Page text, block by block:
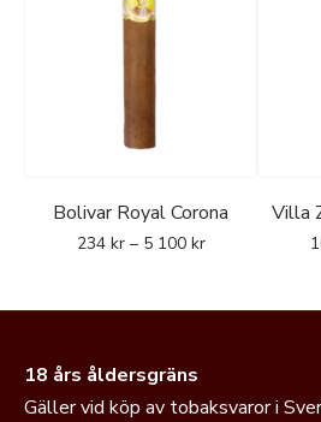
Bolivar Royal Corona
234 kr – 5 100 kr
Villa
18 års åldersgräns
Gäller vid köp av tobaksvaror i